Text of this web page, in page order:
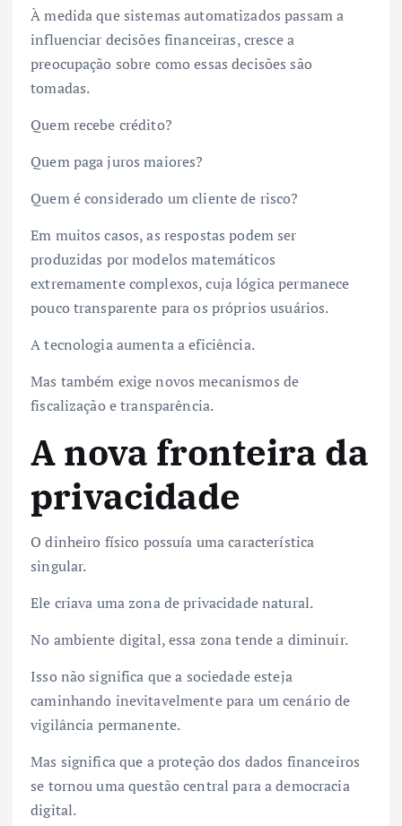
À medida que sistemas automatizados passam a
influenciar decisões financeiras, cresce a
preocupação sobre como essas decisões são
tomadas.
Quem recebe crédito?
Quem paga juros maiores?
Quem é considerado um cliente de risco?
Em muitos casos, as respostas podem ser
produzidas por modelos matemáticos
extremamente complexos, cuja lógica permanece
pouco transparente para os próprios usuários.
A tecnologia aumenta a eficiência.
Mas também exige novos mecanismos de
fiscalização e transparência.
A nova fronteira da
privacidade
O dinheiro físico possuía uma característica
singular.
Ele criava uma zona de privacidade natural.
No ambiente digital, essa zona tende a diminuir.
Isso não significa que a sociedade esteja
caminhando inevitavelmente para um cenário de
vigilância permanente.
Mas significa que a proteção dos dados financeiros
se tornou uma questão central para a democracia
digital.